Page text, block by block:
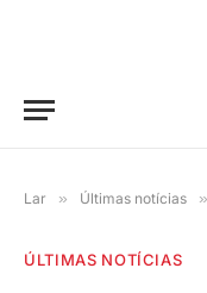
Lar » Últimas notícias »
ÚLTIMAS NOTÍCIAS